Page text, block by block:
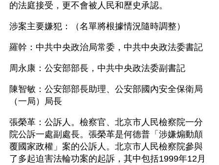
的法庭接受，更不會被人民和歷史承認。
涉案主要嫌犯：（名單將根據情況隨時調整）
羅幹：中共中央政治局常委，中共中央政法委書記
周永康：公安部部長，中共中央政法委副書記
陳智敏：公安部部長助理、公安部國內安全保衛局
（一局）局長
張榮革：公訴人。檢察官、北京市人民檢察院一分
院公訴一處副處長。張榮革是何德普「涉嫌煽動顛
覆國家政權」案的公訴人。北京市人民檢察院參與
了多起迫害法輪功案的起訴，其中包括1999年12月